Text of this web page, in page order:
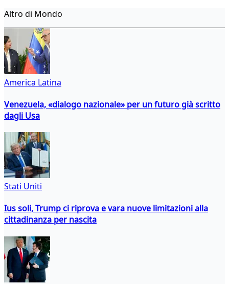
Altro di Mondo
America Latina
Venezuela, «dialogo nazionale» per un futuro già scritto
dagli Usa
Stati Uniti
Ius soli, Trump ci riprova e vara nuove limitazioni alla
cittadinanza per nascita